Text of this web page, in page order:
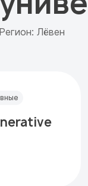
Регион: Лёвен